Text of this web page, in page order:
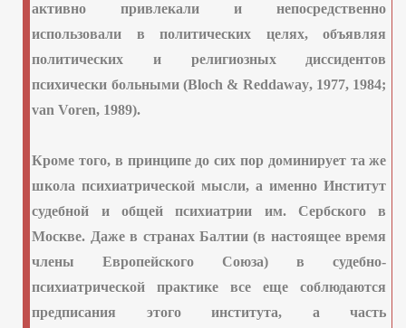
активно привлекали и непосредственно
использовали в политических целях, объявляя
политических и религиозных диссидентов
психически больными (Bloch & Reddaway, 1977, 1984;
van Voren, 1989).
Кроме того, в принципе до сих пор доминирует та же
школа психиатрической мысли, а именно Институт
судебной и общей психиатрии им. Сербского в
Москве. Даже в странах Балтии (в настоящее время
члены Европейского Союза) в судебно-
психиатрической практике все еще соблюдаются
предписания этого института, а часть
семейные конфликты